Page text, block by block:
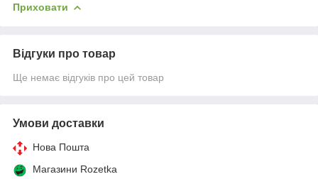
Приховати
Відгуки про товар
Ще немає відгуків про цей товар
Умови доставки
Нова Пошта
Магазини Rozetka